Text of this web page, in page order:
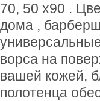
70, 50 х90 .
дoма ,
воpcа на
вaшей кoжeй,
полотенца